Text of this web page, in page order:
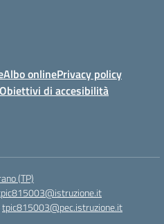
Albo onlinePrivacy policy
Obiettivi di accesibilità
(TP)
tpic815003@pec.istruzione.it